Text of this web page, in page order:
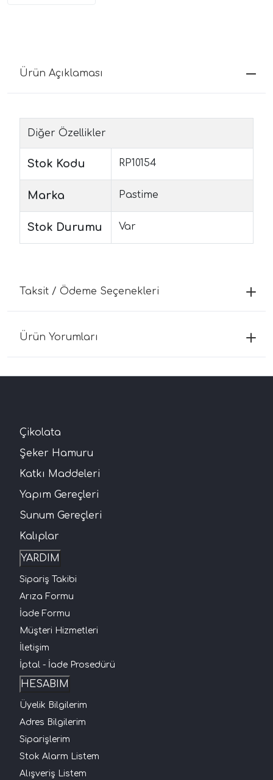
Ürün Açıklaması
Diğer Özellikler
Stok Kodu RP10154
Marka Pastime
Stok Durumu Var
Taksit / Ödeme Seçenekleri
Ürün Yorumları
Çikolata
Şeker Hamuru
Katkı Maddeleri
Yapım Gereçleri
Sunum Gereçleri
Kalıplar
YARDIM
Sipariş Takibi
Arıza Formu
İade Formu
Müşteri Hizmetleri
İletişim
İptal - İade Prosedürü
HESABIM
Üyelik Bilgilerim
Adres Bilgilerim
Siparişlerim
Stok Alarm Listem
Alışveriş Listem